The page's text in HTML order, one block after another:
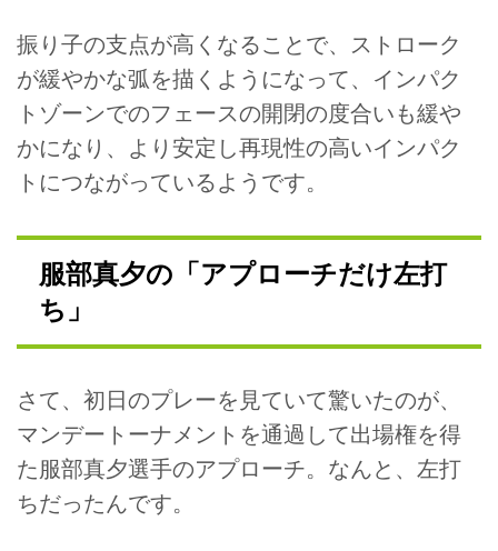
振り子の支点が高くなることで、ストローク
が緩やかな弧を描くようになって、インパク
トゾーンでのフェースの開閉の度合いも緩や
かになり、より安定し再現性の高いインパク
トにつながっているようです。
服部真夕の「アプローチだけ左打
ち」
さて、初日のプレーを見ていて驚いたのが、
マンデートーナメントを通過して出場権を得
た服部真夕選手のアプローチ。なんと、左打
ちだったんです。